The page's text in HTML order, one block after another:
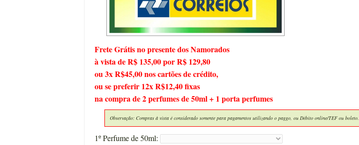
Frete Grátis no presente dos Namorados
à vista de R$ 135,00 por R$ 129,80
ou 3x R$45,00 nos cartões de crédito,
ou se preferir 12x R$12,40 fixas
na compra de 2 perfumes de 50ml + 1 porta perfumes
Observação: Compras à vista é considerado somente para pagamentos utilizando o paggo, ou Débito online/TEF ou boleto.
1º Perfume de 50ml: